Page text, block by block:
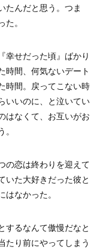
たんだと思う。つま
。
幸せだった頃』ばかり
時間、何気ないデート
時間。戻ってこない時
いいのに、と泣いてい
はなくて、お互いがお
の恋は終わりを迎えて
いた大好きだった彼と
なかった。
するなんて傲慢だなと
たり前にやってしまう